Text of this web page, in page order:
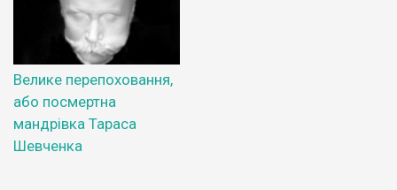
Велике перепоховання,
або посмертна
мандрівка Тараса
Шевченка